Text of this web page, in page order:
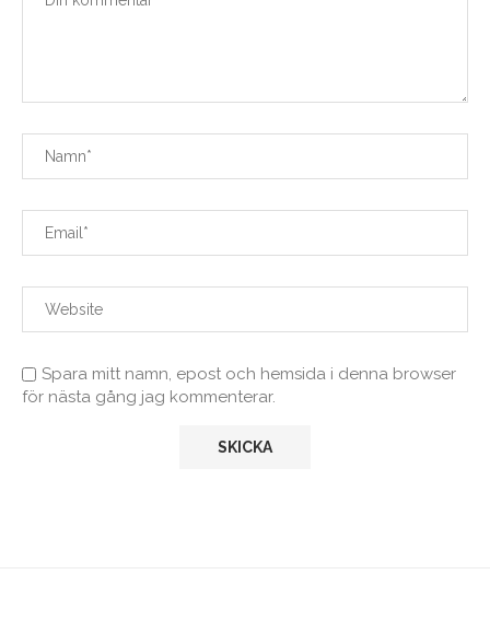
Spara mitt namn, epost och hemsida i denna browser
för nästa gång jag kommenterar.